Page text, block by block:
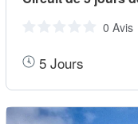
0 Avis
5 Jours